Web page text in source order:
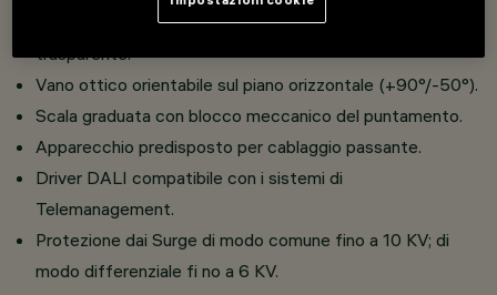
alluminio e vetro di sicurezza sodico-calcico temprato
trasparente.
Vano ottico orientabile sul piano orizzontale (+90°/-50°).
Scala graduata con blocco meccanico del puntamento.
Apparecchio predisposto per cablaggio passante.
Driver DALI compatibile con i sistemi di
Telemanagement.
Protezione dai Surge di modo comune fino a 10 KV; di
modo differenziale fi no a 6 KV.